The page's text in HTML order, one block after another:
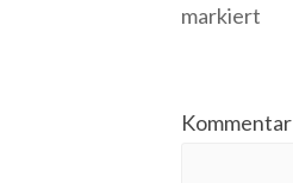
markiert
Kommentar